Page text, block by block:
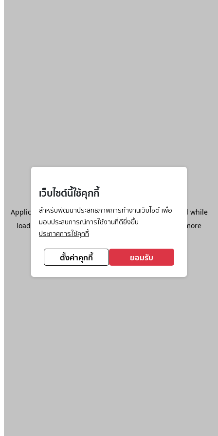
เว็บไซต์นี้ใช้คุกกี้
สำหรับพัฒนาประสิทธิภาพการทำงานเว็บไซต์ เพื่อ
มอบประสบการณ์การใช้งานที่ดียิ่งขึ้น
ประกาศการใช้คุกกี้
ตั้งค่าคุกกี้ ยอมรับ
Application error: aclient-side exception has occurred while
loadingwww.ktc.co.th(see the browser console
for more
information).